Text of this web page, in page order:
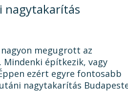
nagytakarítás
megugrott az
Mindenki építkezik, vagy
ezért egyre fontosabb
nagytakarítás